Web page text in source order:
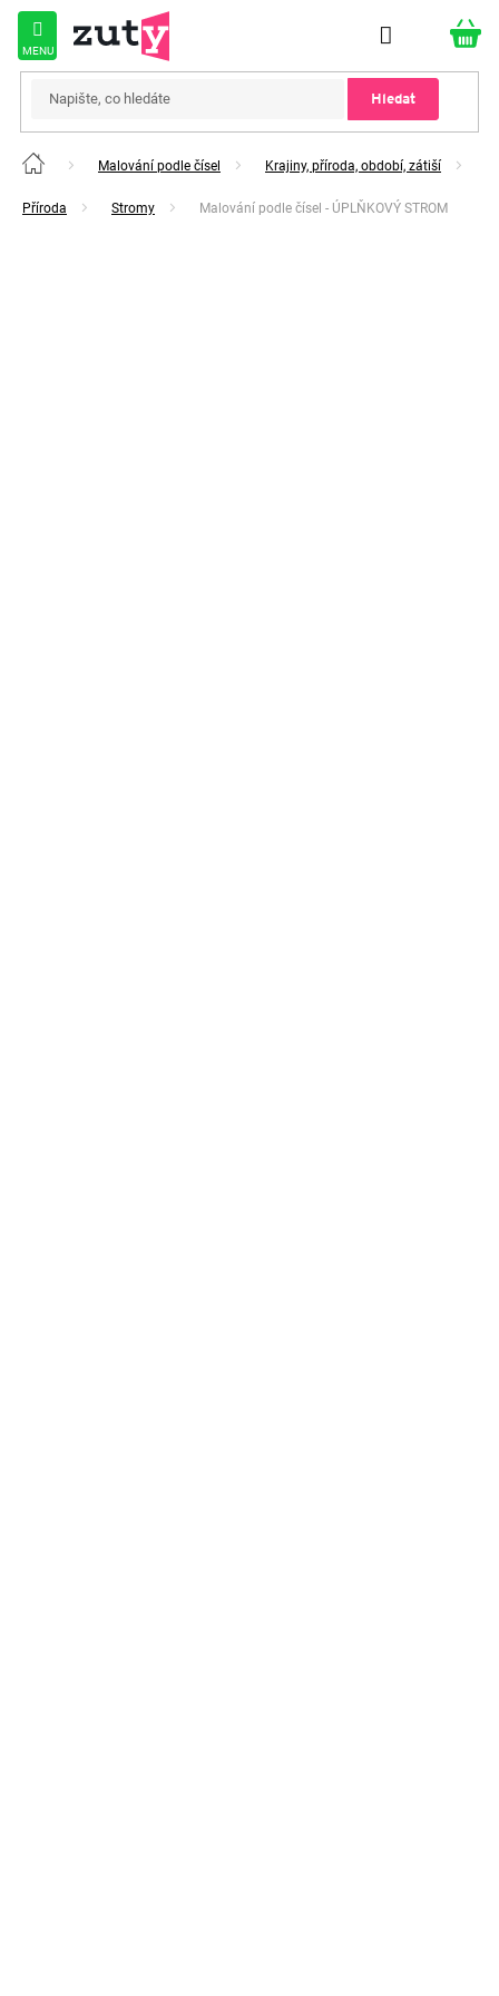
Přejít
obsah
Hledat
Domů Malování podle čísel Krajiny, příroda, období, zátiší
Příroda Stromy Malování podle čísel - ÚPLŇKOVÝ STROM